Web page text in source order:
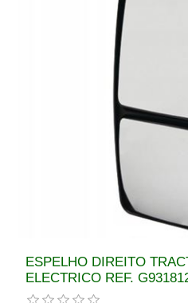
ESPELHO DIREITO
ELECTRICO REF.